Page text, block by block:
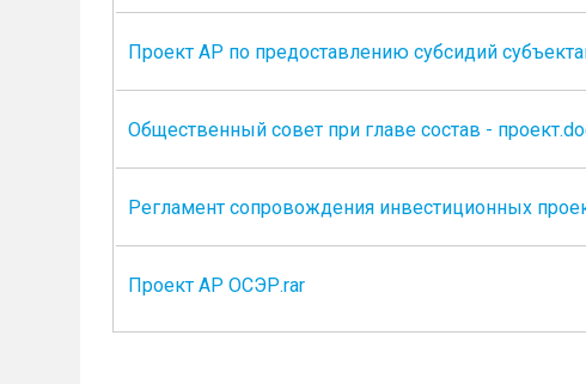
Проект АР по предоставлению субсидий
Общественный совет при главе состав -
Регламент сопровождения инвестиционных
Проект АР ОСЭР.rar